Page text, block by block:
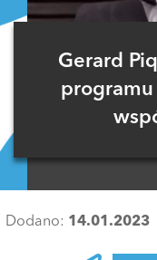
Gerard
programu
Dodano: 14.01.2023